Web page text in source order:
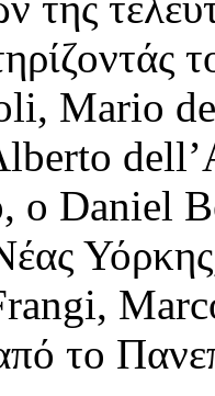
Mario
Daniel
το